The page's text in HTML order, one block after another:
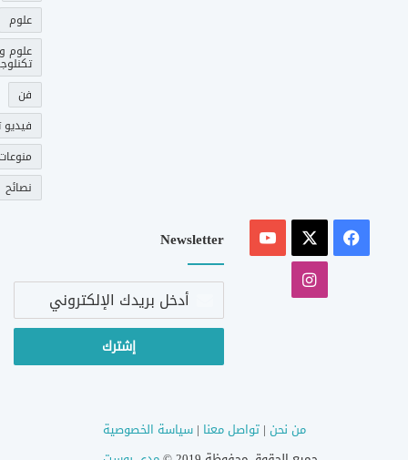
علوم
علوم و
فن
فيديو
نصائح
فيسبوك
‫YouTube
انستقرام
Newsletter
أدخل
الإلكتروني
من نحن |تواصل معنا |سياسة الخصوصية